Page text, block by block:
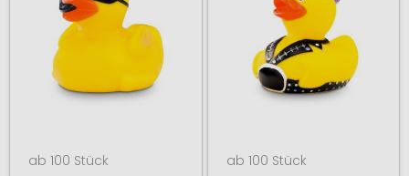
ab 100 Stück ab 100 Stück